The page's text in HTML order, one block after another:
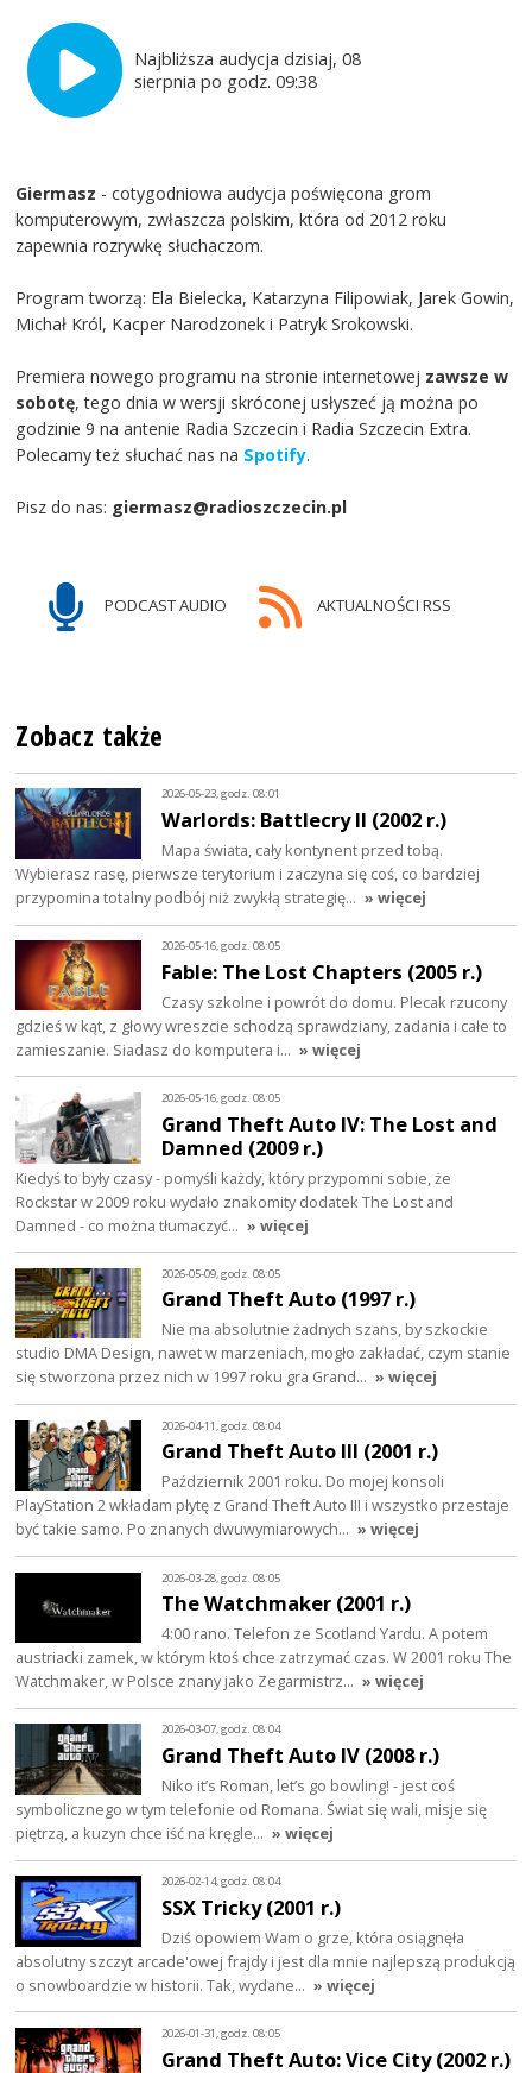
Najbliższa audycja dzisiaj, 08
sierpnia po godz. 09:38
Giermasz - cotygodniowa audycja poświęcona grom
komputerowym, zwłaszcza polskim, która od 2012 roku
zapewnia rozrywkę słuchaczom.
Program tworzą: Ela Bielecka, Katarzyna Filipowiak, Jarek Gowin,
Michał Król, Kacper Narodzonek i Patryk Srokowski.
Premiera nowego programu na stronie internetowej zawsze w
sobotę, tego dnia w wersji skróconej usłyszeć ją można po
godzinie 9 na antenie Radia Szczecin i Radia Szczecin Extra.
Polecamy też słuchać nas na Spotify.
Pisz do nas: giermasz@radioszczecin.pl
PODCAST AUDIO AKTUALNOŚCI RSS
Zobacz także
2026-05-23, godz. 08:01
Warlords: Battlecry II (2002 r.)
Mapa świata, cały kontynent przed tobą.
Wybierasz rasę, pierwsze terytorium i zaczyna się coś, co bardziej
przypomina totalny podbój niż zwykłą strategię… » więcej
2026-05-16, godz. 08:05
Fable: The Lost Chapters (2005 r.)
Czasy szkolne i powrót do domu. Plecak rzucony
gdzieś w kąt, z głowy wreszcie schodzą sprawdziany, zadania i całe to
zamieszanie. Siadasz do komputera i… » więcej
2026-05-16, godz. 08:05
Grand Theft Auto IV: The Lost and
Damned (2009 r.)
Kiedyś to były czasy - pomyśli każdy, który przypomni sobie, że
Rockstar w 2009 roku wydało znakomity dodatek The Lost and
Damned - co można tłumaczyć… » więcej
2026-05-09, godz. 08:05
Grand Theft Auto (1997 r.)
Nie ma absolutnie żadnych szans, by szkockie
studio DMA Design, nawet w marzeniach, mogło zakładać, czym stanie
się stworzona przez nich w 1997 roku gra Grand… » więcej
2026-04-11, godz. 08:04
Grand Theft Auto III (2001 r.)
Październik 2001 roku. Do mojej konsoli
PlayStation 2 wkładam płytę z Grand Theft Auto III i wszystko przestaje
być takie samo. Po znanych dwuwymiarowych… » więcej
2026-03-28, godz. 08:05
The Watchmaker (2001 r.)
4:00 rano. Telefon ze Scotland Yardu. A potem
austriacki zamek, w którym ktoś chce zatrzymać czas. W 2001 roku The
Watchmaker, w Polsce znany jako Zegarmistrz… » więcej
2026-03-07, godz. 08:04
Grand Theft Auto IV (2008 r.)
Niko it’s Roman, let’s go bowling! - jest coś
symbolicznego w tym telefonie od Romana. Świat się wali, misje się
piętrzą, a kuzyn chce iść na kręgle… » więcej
2026-02-14, godz. 08:04
SSX Tricky (2001 r.)
Dziś opowiem Wam o grze, która osiągnęła
absolutny szczyt arcade'owej frajdy i jest dla mnie najlepszą produkcją
o snowboardzie w historii. Tak, wydane… » więcej
2026-01-31, godz. 08:05
Grand Theft Auto: Vice City (2002 r.)